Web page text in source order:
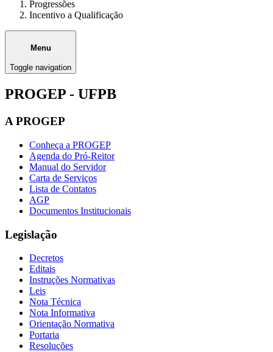
Progressões
Incentivo a Qualificação
Menu
Toggle navigation
PROGEP - UFPB
A PROGEP
Conheça a PROGEP
Agenda do Pró-Reitor
Manual do Servidor
Carta de Serviços
Lista de Contatos
AGP
Documentos Institucionais
Legislação
Decretos
Editais
Instruções Normativas
Leis
Nota Técnica
Nota Informativa
Orientação Normativa
Portaria
Resoluções